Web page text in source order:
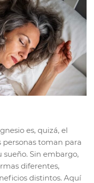
es, quizá, el
toman para
sueño. Sin embargo,
diferentes,
distintos. Aquí